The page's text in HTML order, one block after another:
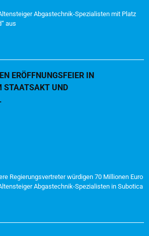
Abgastechnik-Spezialisten mit Platz
aus
ERÖFFNUNGSFEIER IN
STAATSAKT UND
Regierungsvertreter würdigen 70 Millionen Euro
Abgastechnik-Spezialisten in Subotica